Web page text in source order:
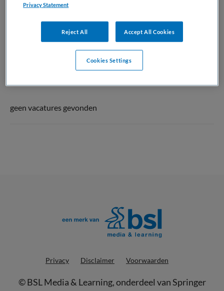
KinderopvangTotaal. Wil je meteen een alert ontvangen als
worden, maak dan hieronder een jobalert aan.
geen vacatures gevonden
Privacy Disclaimer Voorwaarden
©BSL Media & Learning, onderdeel vanSpringer
Privacy Statement
Reject All Accept All Cookies
Cookies Settings